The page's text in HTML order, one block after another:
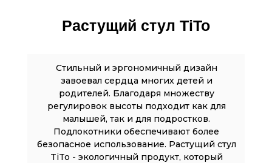
8 (800) 300 38 09
Бесплатный звонок по России
Заказать звонок
Растущий стул TiTo
Стильный и эргономичный дизайн
завоевал сердца многих детей и
родителей. Благодаря множеству
регулировок высоты подходит как для
малышей, так и для подростков.
Подлокотники обеспечивают более
безопасное использование. Растущий стул
TiTo - экологичный продукт, который